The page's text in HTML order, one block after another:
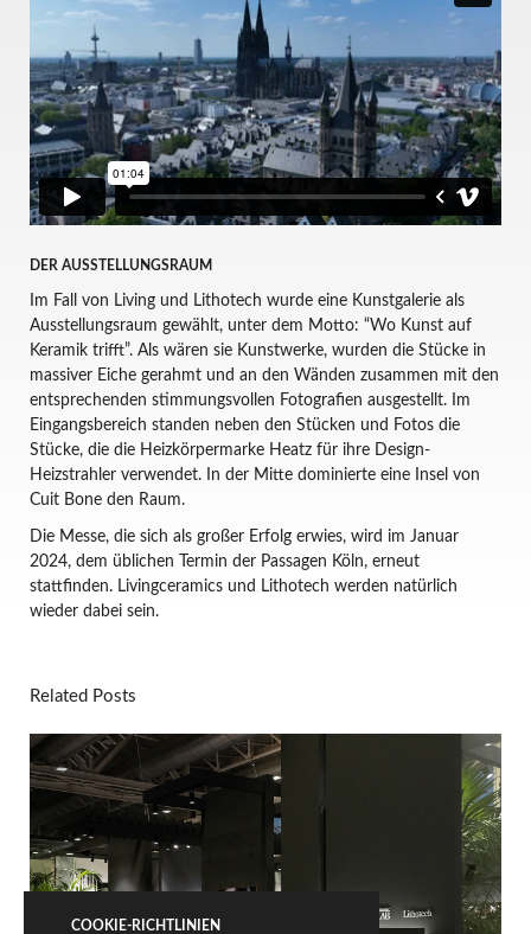
DER AUSSTELLUNGSRAUM
Im Fall von Living und Lithotech wurde eine Kunstgalerie als
Ausstellungsraum gewählt, unter dem Motto: “Wo Kunst auf
Keramik trifft”. Als wären sie Kunstwerke, wurden die Stücke in
massiver Eiche gerahmt und an den Wänden zusammen mit den
entsprechenden stimmungsvollen Fotografien ausgestellt. Im
Eingangsbereich standen neben den Stücken und Fotos die
Stücke, die die Heizkörpermarke Heatz für ihre Design-
Heizstrahler verwendet. In der Mitte dominierte eine Insel von
Cuit Bone den Raum.
Die Messe, die sich als großer Erfolg erwies, wird im Januar
2024, dem üblichen Termin der Passagen Köln, erneut
stattfinden. Livingceramics und Lithotech werden natürlich
wieder dabei sein.
Related Posts
COOKIE-RICHTLINIEN